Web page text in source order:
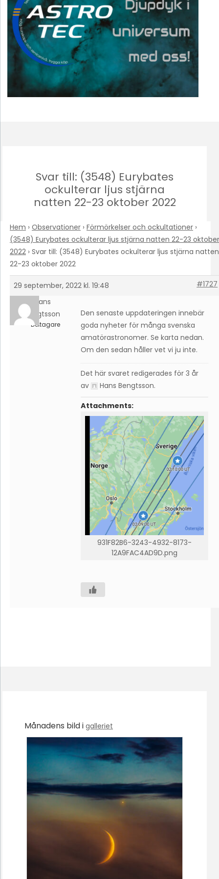
Svar till: (3548) Eurybates
ockulterar ljus stjärna
natten 22-23 oktober 2022
Hem › Observationer › Förmörkelser och ockultationer ›
(3548) Eurybates ockulterar ljus stjärna natten 22-23 oktober
2022 › Svar till: (3548) Eurybates ockulterar ljus stjärna natten
22-23 oktober 2022
29 september, 2022 kl. 19:48
#1727
Hans
Bengtsson
Deltagare
Den senaste uppdateringen innebär
goda nyheter för många svenska
amatörastronomer. Se karta nedan.
Om den sedan håller vet vi ju inte.
Det här svaret redigerades för 3 år
av
Hans Bengtsson.
Attachments:
931F82B6-3243-4932-8173-
12A9FAC4AD9D.png
Månadens bild i galleriet